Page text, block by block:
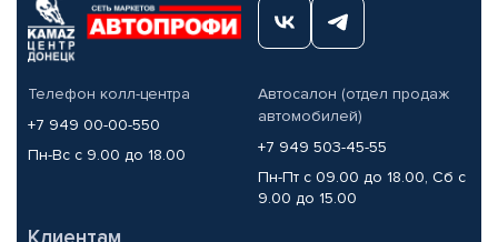
Телефон колл-центра
+7 949 00-00-550
Пн-Вс с 9.00 до 18.00
Автосалон (отдел продаж
автомобилей)
+7 949 503-45-55
Пн-Пт с 09.00 до 18.00, Сб с
9.00 до 15.00